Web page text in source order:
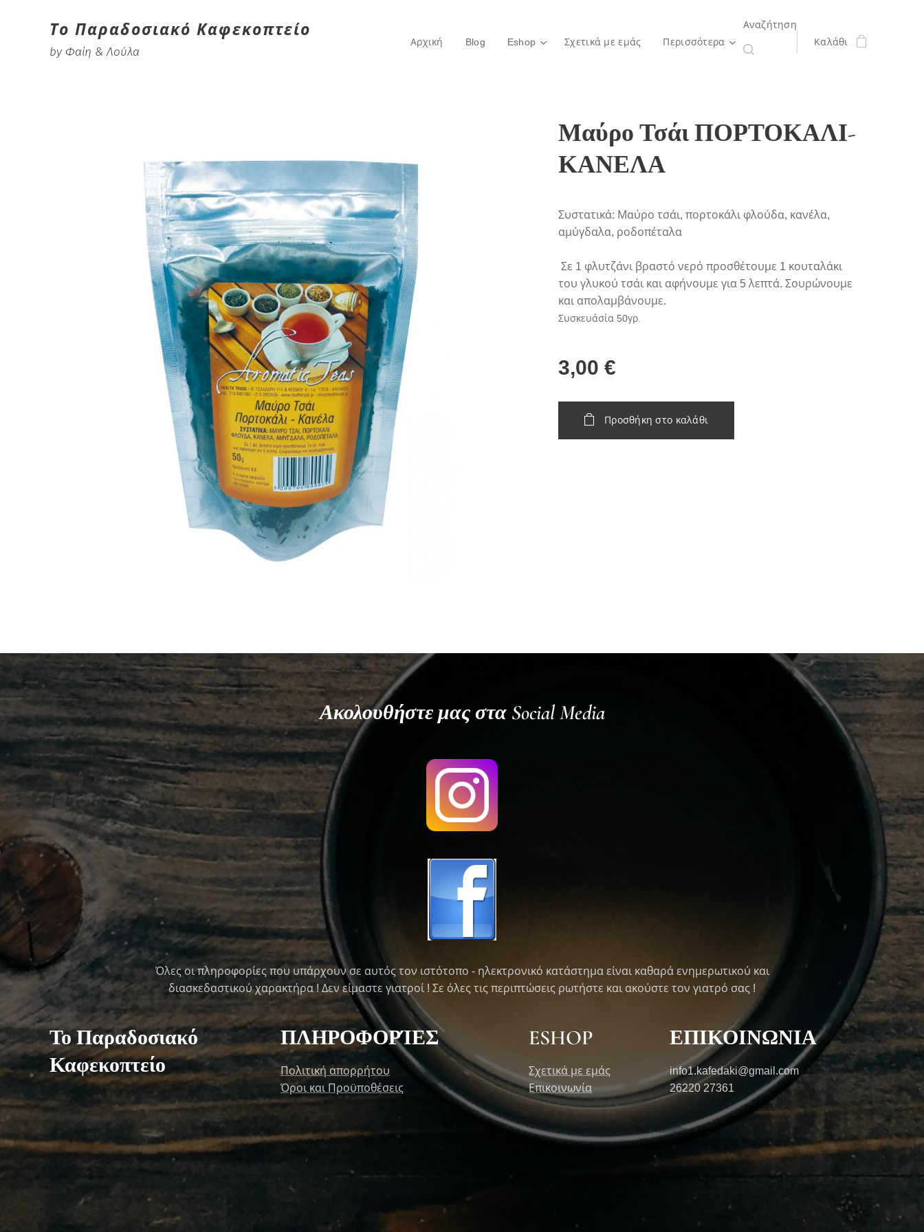
Το Παραδοσιακό Καφεκοπτείο
by Φαίη & Λούλα
Αρχική Blog Eshop Σχετικά με εμάς Περισσότερα
Αναζήτηση
Καλάθι
Μαύρο Τσάι ΠΟΡΤΟΚΑΛΙ-
ΚΑΝΕΛΑ
Συστατικά: Μαύρο τσάι, πορτοκάλι φλούδα, κανέλα,
αμύγδαλα, ροδοπέταλα
Σε 1 φλυτζάνι βραστό νερό προσθέτουμε 1 κουταλάκι
του γλυκού τσάι και αφήνουμε για 5 λεπτά. Σουρώνουμε
και απολαμβάνουμε.
Συσκευάσία 50γρ.
3,00 €
Προσθήκη στο καλάθι
Ακολουθήστε μας στα Social Media
Όλες οι πληροφορίες που υπάρχουν σε αυτός τον ιστότοπο - ηλεκτρονικό κατάστημα είναι καθαρά ενημερωτικού και
διασκεδαστικού χαρακτήρα ! Δεν είμαστε γιατροί ! Σε όλες τις περιπτώσεις ρωτήστε και ακούστε τον γιατρό σας !
Το Παραδοσιακό
Καφεκοπτείο
ΠΛΗΡΟΦΟΡΊΕΣ
Πολιτική απορρήτου
Όροι και Προϋποθέσεις
ESHOP
Σχετικά με εμάς
Επικοινωνία
ΕΠΙΚΟΙΝΩΝΙΑ
info1.kafedaki@gmail.com
26220 27361